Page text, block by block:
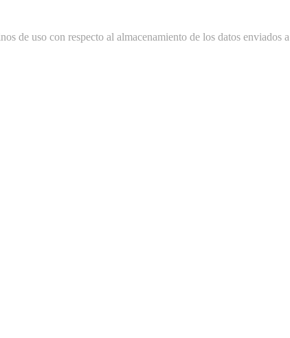
de uso con respecto al almacenamiento de los datos enviados